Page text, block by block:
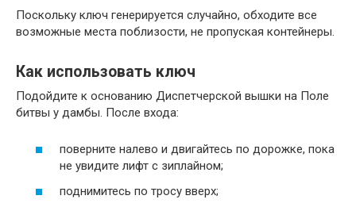
Поскольку ключ генерируется случайно, обходите все
возможные места поблизости, не пропуская контейнеры.
Как использовать ключ
Подойдите к основанию Диспетчерской вышки на Поле
битвы у дамбы. После входа:
поверните налево и двигайтесь по дорожке, пока
не увидите лифт с зиплайном;
поднимитесь по тросу вверх;